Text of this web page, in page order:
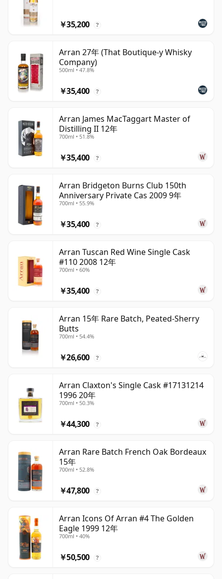
￥35,200 ?
Arran 27年 (That Boutique-y Whisky
Company)
500ml • 47.8%
￥35,400 ?
Arran James MacTaggart Master of
Distilling II 12年
700ml • 51.8%
￥35,400 ?
Arran Bridgeton Burns Club 150th
Anniversary Private Cas 2009 9年
700ml • 55.9%
￥35,400 ?
Arran Tuscan Red Wine Single Cask
#110 2008 12年
700ml • 60%
￥35,400 ?
Arran 15年 Rare Batch, Peated-Sherry
Butts
700ml • 54.4%
￥26,600 ?
Arran Claxton's Single Cask #17131214
1996 20年
700ml • 50.3%
￥44,300 ?
Arran Rare Batch French Oak Bordeaux
15年
700ml • 52.8%
￥47,800 ?
Arran Icons Of Arran #4 The Golden
Eagle 1999 12年
700ml • 40%
￥50,500 ?